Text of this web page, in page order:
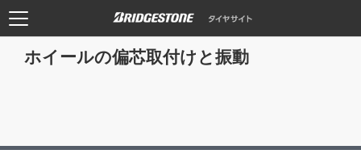
ホイールの偏芯取付けと振動